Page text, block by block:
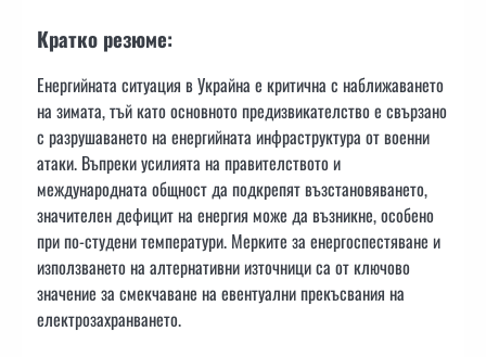
Кратко резюме:
Енергийната ситуация в Украйна е критична с наближаването
на зимата, тъй като основното предизвикателство е свързано
с разрушаването на енергийната инфраструктура от военни
атаки. Въпреки усилията на правителството и
международната общност да подкрепят възстановяването,
значителен дефицит на енергия може да възникне, особено
при по-студени температури. Мерките за енергоспестяване и
използването на алтернативни източници са от ключово
значение за смекчаване на евентуални прекъсвания на
електрозахранването.